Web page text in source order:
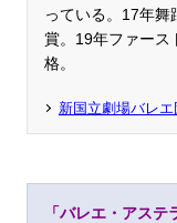
っている。17年舞
賞。19年ファース
格。
新国立劇場バレエ
「バレエ・アス